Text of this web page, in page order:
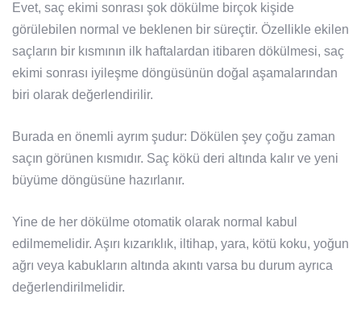
Evet, saç ekimi sonrası şok dökülme birçok kişide
görülebilen normal ve beklenen bir süreçtir. Özellikle ekilen
saçların bir kısmının ilk haftalardan itibaren dökülmesi, saç
ekimi sonrası iyileşme döngüsünün doğal aşamalarından
biri olarak değerlendirilir.
Burada en önemli ayrım şudur: Dökülen şey çoğu zaman
saçın görünen kısmıdır. Saç kökü deri altında kalır ve yeni
büyüme döngüsüne hazırlanır.
Yine de her dökülme otomatik olarak normal kabul
edilmemelidir. Aşırı kızarıklık, iltihap, yara, kötü koku, yoğun
ağrı veya kabukların altında akıntı varsa bu durum ayrıca
değerlendirilmelidir.